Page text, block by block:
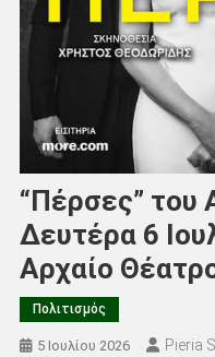
“Πέρσες” του
Δευτέρα 6
Αρχαίο
Πολιτισμός
5 Ιουλίου 2026 Pieria